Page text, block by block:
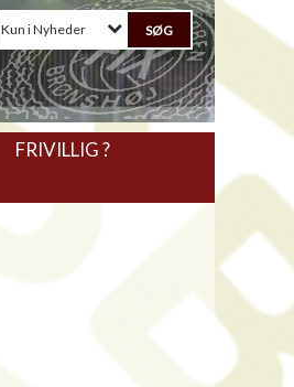
Kun i Nyheder
FRIVILLIG ?